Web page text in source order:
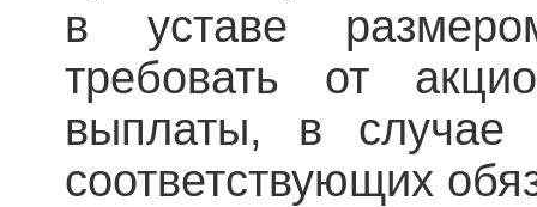
в уставе
требовать от
выплаты, в случае
соответствующих